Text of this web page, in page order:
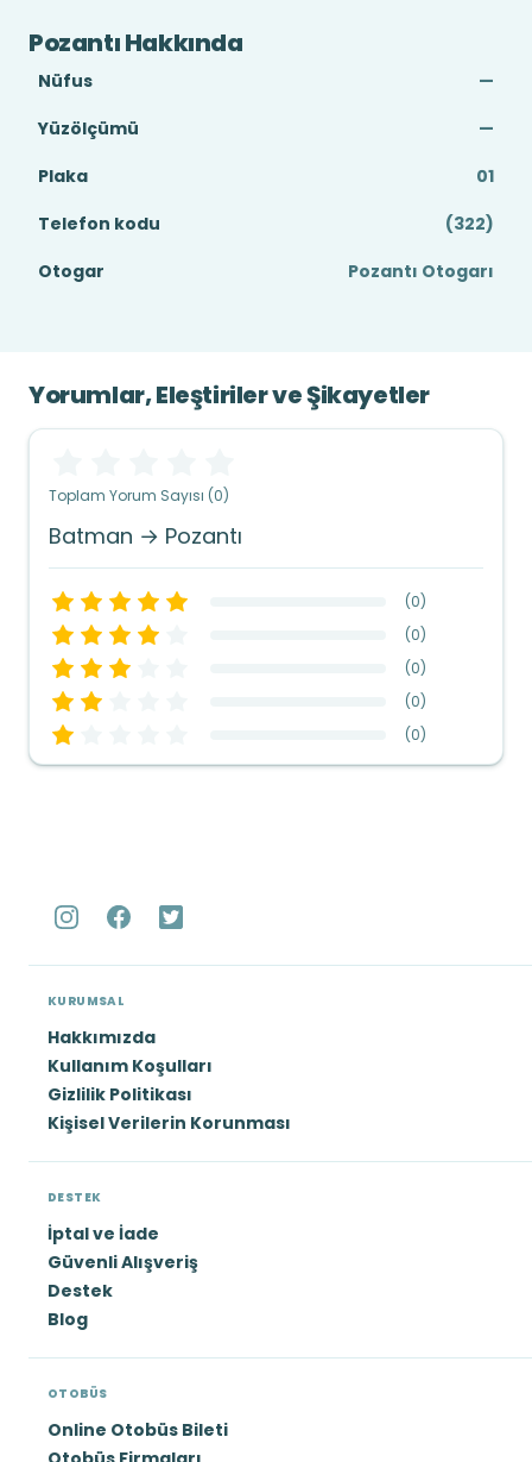
Pozantı Hakkında
Nüfus
—
Yüzölçümü
—
Plaka
01
Telefon kodu
(322)
Otogar
Pozantı Otogarı
Yorumlar, Eleştiriler ve Şikayetler
Toplam Yorum Sayısı (0)
Batman → Pozantı
(0)
(0)
(0)
(0)
(0)
KURUMSAL
Hakkımızda
Kullanım Koşulları
Gizlilik Politikası
Kişisel Verilerin Korunması
DESTEK
İptal ve İade
Güvenli Alışveriş
Destek
Blog
OTOBÜS
Online Otobüs Bileti